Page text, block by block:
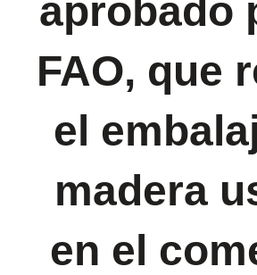
aprobado
FAO, que
el
madera
en el